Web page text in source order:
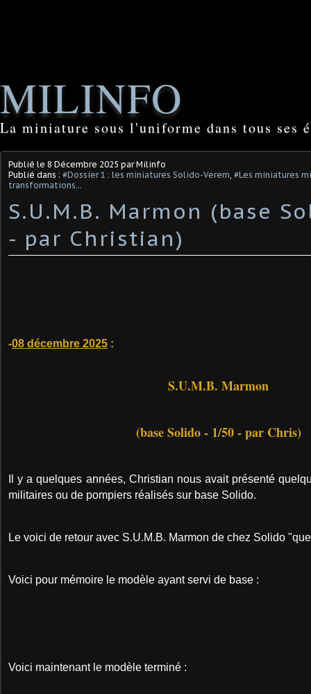
MILINFO
La miniature sous l'uniforme dans tous ses
Publié le 8 Décembre 2025 par Milinfo
Publié dans : #Dossier 1 : les miniatures Solido-Verem, #Les miniatures
transformations...
S.U.M.B. Marmon (base
- par Christian)
-08 décembre 2025 :
S.U.M.B. Marmon
(base Solido - 1/50 - par Chris)
Il y a quelques années, Christian nous avait présenté
militaires ou de pompiers réalisés sur base Solido.
Le voici de retour avec S.U.M.B. Marmon de chez Solido
Voici pour mémoire le modèle ayant servi de base :
Voici maintenant le modèle terminé :